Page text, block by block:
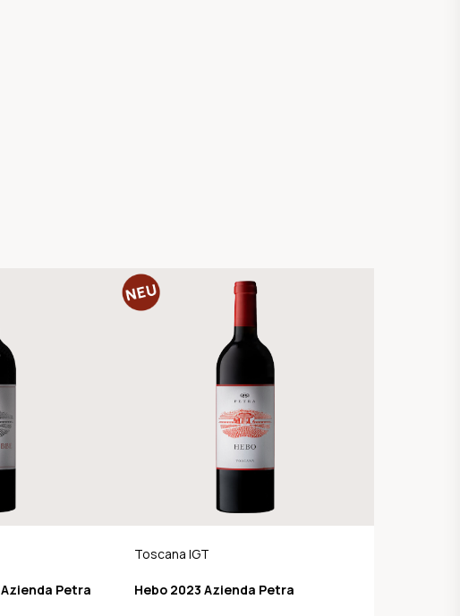
Petra
Toscana IGT
Hebo 2023 Azienda Petra